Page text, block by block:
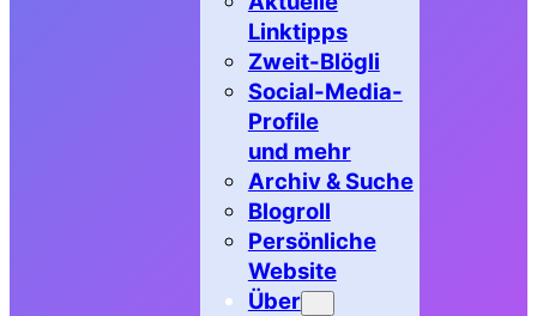
Linktipps
Zweit-Blögli
Social-Media-
Profile
und mehr
Archiv & Suche
Blogroll
Persönliche
Website
Über